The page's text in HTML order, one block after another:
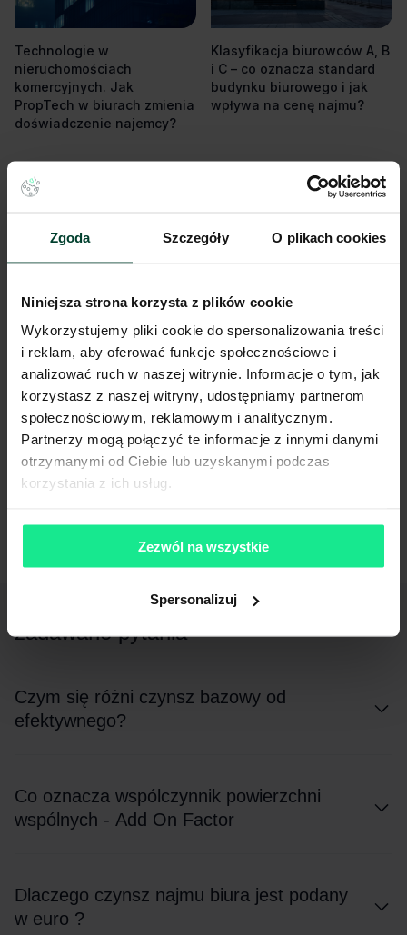
Zgoda Szczegóły O plikach cookies
Niniejsza strona korzysta z plików cookie
Wykorzystujemy pliki cookie do spersonalizowania treści
i reklam, aby oferować funkcje społecznościowe i
analizować ruch w naszej witrynie. Informacje o tym, jak
korzystasz z naszej witryny, udostępniamy partnerom
społecznościowym, reklamowym i analitycznym.
Partnerzy mogą połączyć te informacje z innymi danymi
otrzymanymi od Ciebie lub uzyskanymi podczas
korzystania z ich usług.
Zezwól na wszystkie
Spersonalizuj
Technologie w
nieruchomościach
komercyjnych. Jak
PropTech w biurach zmienia
doświadczenie najemcy?
Klasyfikacja biurowców A, B
i C – co oznacza standard
budynku biurowego i jak
wpływa na cenę najmu?
Artykuł
Opłaty eksploatacyjne w
biurze (service charge) – co
dokładnie obejmują te
koszty i jak są rozliczane?
Fit-out biura: na koszt
właściciela czy najemcy?
Analiza opcji finansowania
1...7 8 9...14
Poznaj odpowiedzi na najczęściej
zadawane pytania
Czym się różni czynsz bazowy od
efektywnego?
Co oznacza wspólczynnik powierzchni
wspólnych - Add On Factor
Dlaczego czynsz najmu biura jest podany
w euro ?